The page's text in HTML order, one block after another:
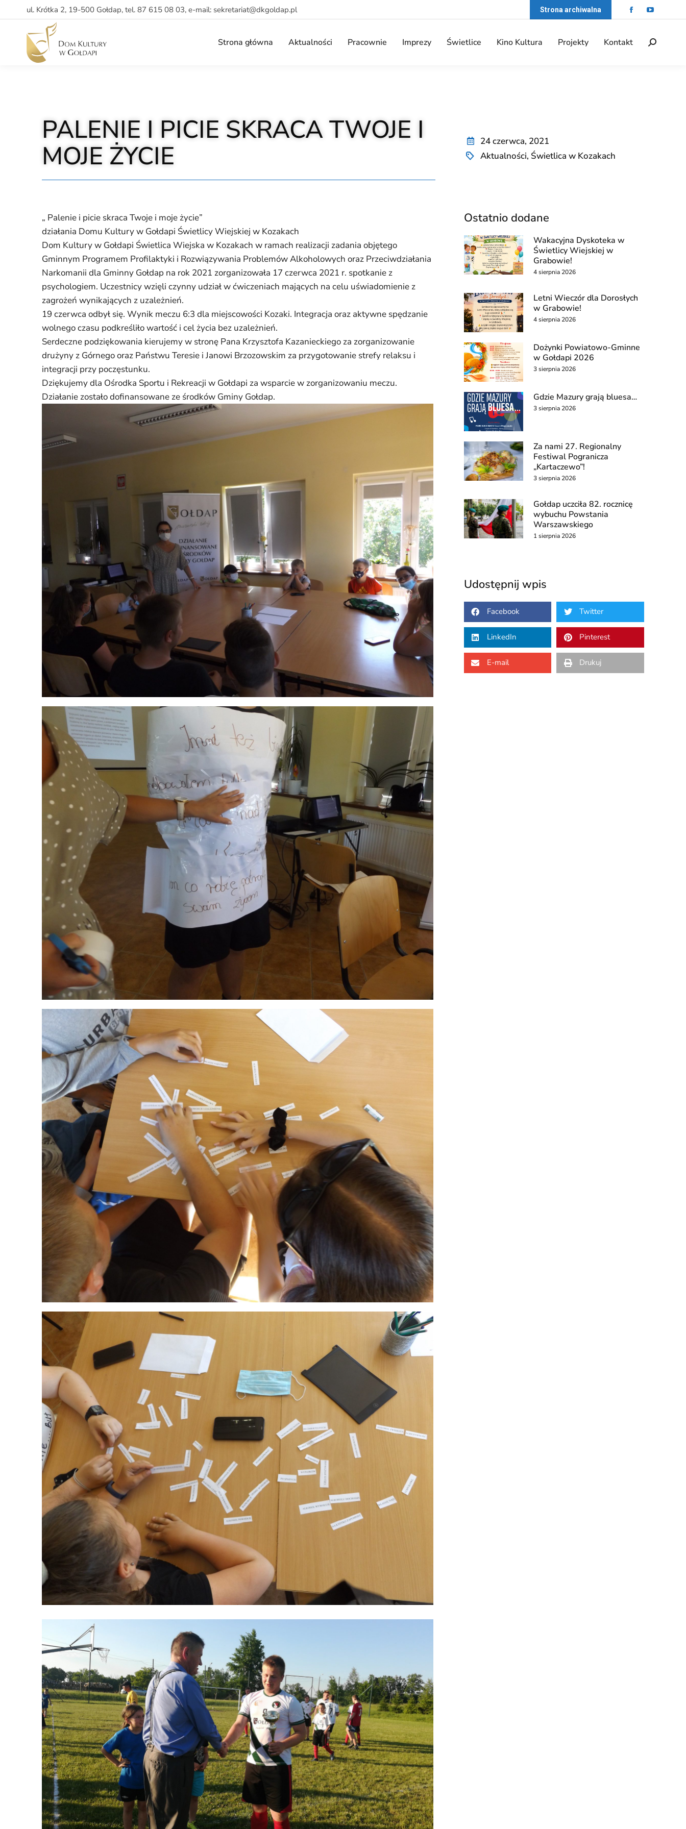
ul. Krótka 2, 19-500 Gołdap, tel. 87 615 08 03, e-mail: sekretariat@dkgoldap.pl Strona archiwalna
Strona główna Aktualności Pracownie Imprezy Świetlice Kino Kultura Projekty Kontakt
PALENIE I PICIE SKRACA TWOJE I
MOJE ŻYCIE
24 czerwca, 2021
Aktualności, Świetlica w Kozakach
„ Palenie i picie skraca Twoje i moje życie”
działania Domu Kultury w Gołdapi Świetlicy Wiejskiej w Kozakach
Dom Kultury w Gołdapi Świetlica Wiejska w Kozakach w ramach realizacji zadania objętego
Gminnym Programem Profilaktyki i Rozwiązywania Problemów Alkoholowych oraz Przeciwdziałania
Narkomanii dla Gminny Gołdap na rok 2021 zorganizowała 17 czerwca 2021 r. spotkanie z
psychologiem. Uczestnicy wzięli czynny udział w ćwiczeniach mających na celu uświadomienie z
zagrożeń wynikających z uzależnień.
19 czerwca odbył się. Wynik meczu 6:3 dla miejscowości Kozaki. Integracja oraz aktywne spędzanie
wolnego czasu podkreśliło wartość i cel życia bez uzależnień.
Serdeczne podziękowania kierujemy w stronę Pana Krzysztofa Kazanieckiego za zorganizowanie
drużyny z Górnego oraz Państwu Teresie i Janowi Brzozowskim za przygotowanie strefy relaksu i
integracji przy poczęstunku.
Dziękujemy dla Ośrodka Sportu i Rekreacji w Gołdapi za wsparcie w zorganizowaniu meczu.
Działanie zostało dofinansowane ze środków Gminy Gołdap.
Ostatnio dodane
Wakacyjna Dyskoteka w
Świetlicy Wiejskiej w
Grabowie!
4 sierpnia 2026
Letni Wieczór dla Dorosłych
w Grabowie!
4 sierpnia 2026
Dożynki Powiatowo-Gminne
w Gołdapi 2026
3 sierpnia 2026
Gdzie Mazury grają bluesa…
3 sierpnia 2026
Za nami 27. Regionalny
Festiwal Pogranicza
„Kartaczewo”!
3 sierpnia 2026
Gołdap uczciła 82. rocznicę
wybuchu Powstania
Warszawskiego
1 sierpnia 2026
Udostępnij wpis
Facebook Twitter
LinkedIn Pinterest
E-mail Drukuj